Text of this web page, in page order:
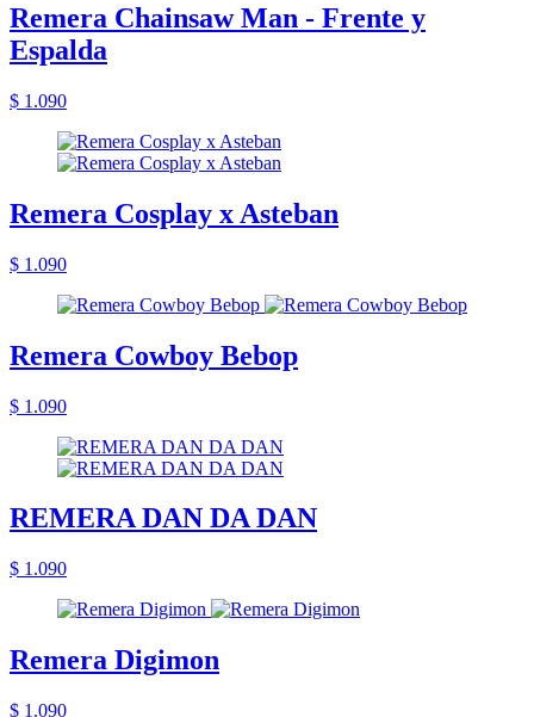
Remera Chainsaw Man - Frente y
Espalda
$ 1.090
Remera Cosplay x Asteban
$ 1.090
Remera Cowboy Bebop
$ 1.090
REMERA DAN DA DAN
$ 1.090
Remera Digimon
$ 1.090